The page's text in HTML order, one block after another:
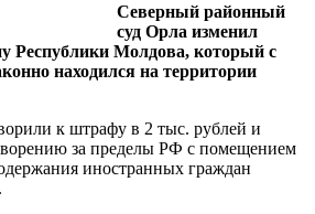
Северный районный
суд Орла изменил
Республики Молдова, который с
находился на территории
к штрафу в 2 тыс. рублей и
за пределы РФ с помещением
иностранных граждан